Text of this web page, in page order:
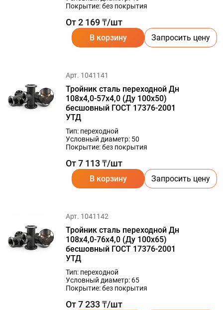
Покрытие: без покрытия
От 2 169 ₸/шт
В корзину Запросить цену
Арт. 1041141
Тройник сталь переходной Дн
108х4,0-57х4,0 (Ду 100х50)
бесшовный ГОСТ 17376-2001
УТД
Тип: переходной
Условный диаметр: 50
Покрытие: без покрытия
От 7 113 ₸/шт
В корзину Запросить цену
Арт. 1041142
Тройник сталь переходной Дн
108х4,0-76х4,0 (Ду 100х65)
бесшовный ГОСТ 17376-2001
УТД
Тип: переходной
Условный диаметр: 65
Покрытие: без покрытия
От 7 233 ₸/шт